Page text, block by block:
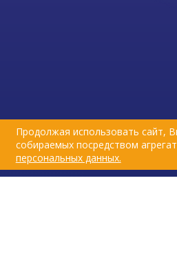
Продолжая использовать сайт,
собираемых посредством
персональных данных.